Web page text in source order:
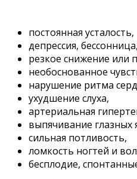
постоянная усталость,
депрессия, бессонница,
резкое снижение или
необоснованное
нарушение ритма
ухудшение слуха,
артериальная
выпячивание глазных
сильная потливость,
ломкость ногтей и
бесплодие,